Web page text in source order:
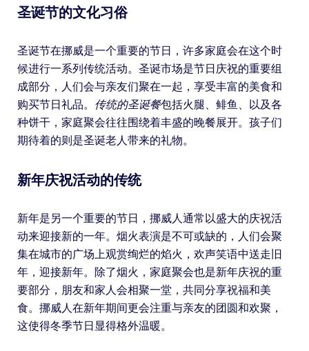
圣诞节的文化习俗
圣诞节在挪威是一个重要的节日，许多家庭会在这个时
候进行一系列传统活动。圣诞市场是节日庆祝的重要组
成部分，人们会与亲友们聚在一起，享受丰富的美食和
购买节日礼品。 传统的圣诞餐包括火腿、鲱鱼、以及各
种饼干，家庭聚会往往围绕着丰盛的晚餐展开。孩子们
期待着的则是圣诞老人带来的礼物。
新年庆祝活动的传统
新年是另一个重要的节日，挪威人通常以盛大的庆祝活
动来迎接新的一年。烟火表演是不可或缺的，人们会聚
集在城市的广场上观赏绚烂的焰火，欢声笑语中送走旧
年，迎接新年。除了烟火，家庭聚会也是新年庆祝的重
要部分，朋友和家人会相聚一堂，共同分享祝福和美
食。挪威人在新年期间更会注重与亲友的团圆和欢聚，
这使得冬季节日显得格外温暖。